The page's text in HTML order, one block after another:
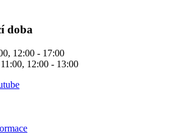
doba
12:00 - 17:00
12:00 - 13:00